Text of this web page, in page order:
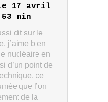
17 avril
min
dit sur le
j’aime bien
nucléaire en
d’un point de
ce
que l’on
de la